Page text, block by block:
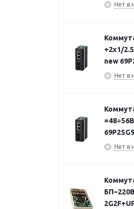
Нет в
+2х1/
new
Нет в
Нет в